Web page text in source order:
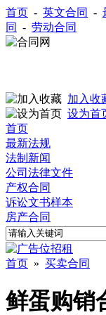
首页 - 英文合同 -
同
- 劳动合同
加入收
设为首
首页
最新法规
法制新闻
公司法律文件
产权合同
诉讼文书样本
房产合同
首页 » 买卖合同
鲜蛋购销